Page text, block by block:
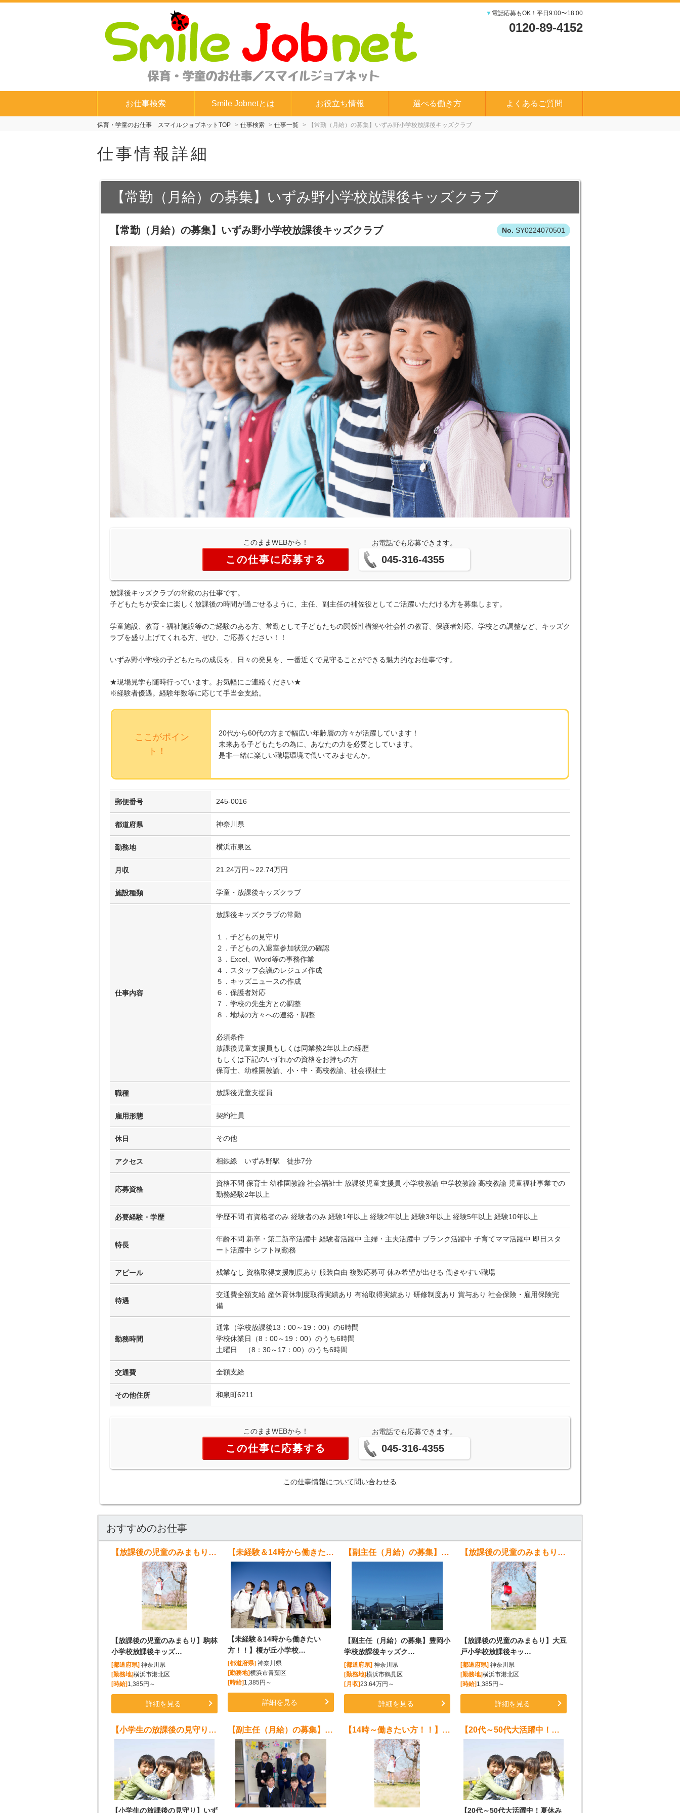
▼ 電話応募もOK！平日9:00〜18:00
0120-89-4152
お仕事検索 Smile Jobnetとは お役立ち情報 選べる働き方 よくあるご質問
保育・学童のお仕事 スマイルジョブネットTOP 仕事検索 仕事一覧 【常勤（月給）の募集】いずみ野小学校放課後キッズクラブ
仕事情報詳細
【常勤（月給）の募集】いずみ野小学校放課後キッズクラブ
SY0224070501
【常勤（月給）の募集】いずみ野小学校放課後キッズクラブ
このままWEBから！
この仕事に応募する
お電話でも応募できます。
045-316-4355
放課後キッズクラブの常勤のお仕事です。
子どもたちが安全に楽しく放課後の時間が過ごせるように、主任、副主任の補佐役としてご活躍いただける方を募集します。
学童施設、教育・福祉施設等のご経験のある方、常勤として子どもたちの関係性構築や社会性の教育、保護者対応、学校との調整など、キッズク
ラブを盛り上げてくれる方、ぜひ、ご応募ください！！
いずみ野小学校の子どもたちの成長を、日々の発見を、一番近くで見守ることができる魅力的なお仕事です。
★現場見学も随時行っています。お気軽にご連絡ください★
※経験者優遇。経験年数等に応じて手当金支給。
ここがポイン
ト！
20代から60代の方まで幅広い年齢層の方々が活躍しています！
未来ある子どもたちの為に、あなたの力を必要としています。
是非一緒に楽しい職場環境で働いてみませんか。
郵便番号 245-0016
都道府県 神奈川県
勤務地 横浜市泉区
月収 21.24万円～22.74万円
施設種類 学童・放課後キッズクラブ
仕事内容
放課後キッズクラブの常勤
１．子どもの見守り
２．子どもの入退室参加状況の確認
３．Excel、Word等の事務作業
４．スタッフ会議のレジュメ作成
５．キッズニュースの作成
６．保護者対応
７．学校の先生方との調整
８．地域の方々への連絡・調整
必須条件
放課後児童支援員もしくは同業務2年以上の経歴
もしくは下記のいずれかの資格をお持ちの方
保育士、幼稚園教諭、小・中・高校教諭、社会福祉士
職種 放課後児童支援員
雇用形態 契約社員
休日 その他
アクセス 相鉄線 いずみ野駅 徒歩7分
応募資格
資格不問 保育士 幼稚園教諭 社会福祉士 放課後児童支援員 小学校教諭 中学校教諭 高校教諭 児童福祉事業での
勤務経験2年以上
必要経験・学歴 学歴不問 有資格者のみ 経験者のみ 経験1年以上 経験2年以上 経験3年以上 経験5年以上 経験10年以上
特長
年齢不問 新卒・第二新卒活躍中 経験者活躍中 主婦・主夫活躍中 ブランク活躍中 子育てママ活躍中 即日スタ
ート活躍中 シフト制勤務
アピール 残業なし 資格取得支援制度あり 服装自由 複数応募可 休み希望が出せる 働きやすい職場
待遇
交通費全額支給 産休育休制度取得実績あり 有給取得実績あり 研修制度あり 賞与あり 社会保険・雇用保険完
備
勤務時間
通常（学校放課後13：00～19：00）の6時間
学校休業日（8：00～19：00）のうち6時間
土曜日 （8：30～17：00）のうち6時間
交通費 全額支給
その他住所 和泉町6211
このままWEBから！
この仕事に応募する
お電話でも応募できます。
045-316-4355
この仕事情報について問い合わせる
おすすめのお仕事
【放課後の児童のみまもり】駒林小学校放課後キッズクラブスタッフ募集!!
【放課後の児童のみまもり】駒林
小学校放課後キッズ…
[都道府県] 神奈川県
[勤務地]横浜市港北区
[時給] 1,385円～
詳細を見る
【未経験＆14時から働きたい方！！】榎が丘小学校放課後キッズクラブスタッフ募集!!
【未経験＆14時から働きたい
方！！】榎が丘小学校…
[都道府県] 神奈川県
[勤務地]横浜市青葉区
[時給] 1,385円～
詳細を見る
【副主任（月給）の募集】豊岡小学校放課後キッズクラブ
【副主任（月給）の募集】豊岡小
学校放課後キッズク…
[都道府県] 神奈川県
[勤務地]横浜市鶴見区
[月収]23.64万円～
詳細を見る
【放課後の児童のみまもり】大豆戸小学校放課後キッズクラブスタッフ募集!!
【放課後の児童のみまもり】大豆
戸小学校放課後キッ…
[都道府県] 神奈川県
[勤務地]横浜市港北区
[時給] 1,385円～
詳細を見る
【小学生の放課後の見守り】いずみ野小学校放課後キッズクラブスタッフ募集!!
【小学生の放課後の見守り】いず
【副主任（月給）の募集】末吉小学校放課後キッズクラブ 【14時～働きたい方！！】もえぎ野小学校放課後キッズクラブスタッフ募集!! 【20代～50代大活躍中！夏休みの短期もOK！！】山田小学校放課後キッズクラブスタッフ募集!!
【20代～50代大活躍中！夏休み